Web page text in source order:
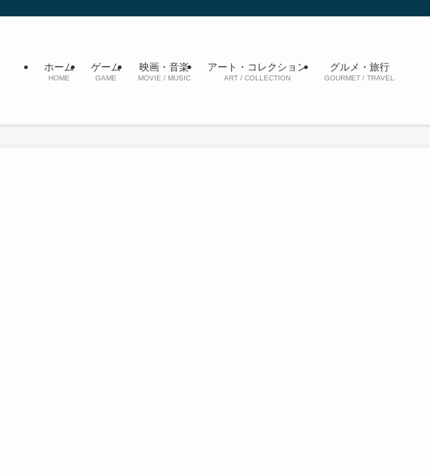
ホーム
HOME
ゲーム
GAME
映画・音楽
MOVIE / MUSIC
アート・コレクション
ART / COLLECTION
グルメ・旅行
GOURMET / TRAVEL